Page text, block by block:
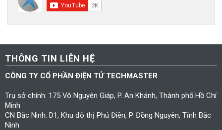
THÔNG TIN LIÊN HỆ
CÔNG TY CỔ PHẦN ĐIỆN TỬ TECHMASTER
Trụ sở chính: 175 Võ Nguyên Giáp, P. An Khánh, Thành phố Hồ Chí
Minh
CN Bắc Ninh: D1, Khu đô thị Phú Điền, P. Đồng Nguyên, Tỉnh Bắc
Ninh